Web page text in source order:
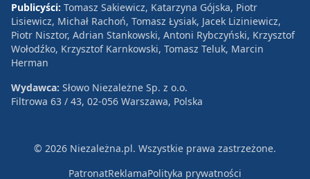
Publicyści: Tomasz Sakiewicz, Katarzyna Gójska, Piotr
Lisiewicz, Michał Rachoń, Tomasz Łysiak, Jacek Liziniewicz,
Piotr Nisztor, Adrian Stankowski, Antoni Rybczyński, Krzysztof
Wołodźko, Krzysztof Karnkowski, Tomasz Teluk, Marcin
Herman
Wydawca: Słowo Niezależne Sp. z o.o.
Filtrowa 63 / 43, 02-056 Warszawa, Polska
© 2026 Niezależna.pl. Wszystkie prawa zastrzeżone.
PatronatReklamaPolityka prywatności